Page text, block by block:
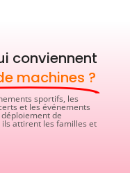
conviennent
machines ?
sportifs, les
et les événements
de
attirent les familles et